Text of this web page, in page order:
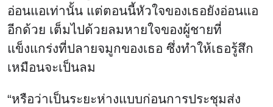
“หรือว่าเป็นระยะห่างแบบก่อนการประชุมส่ง